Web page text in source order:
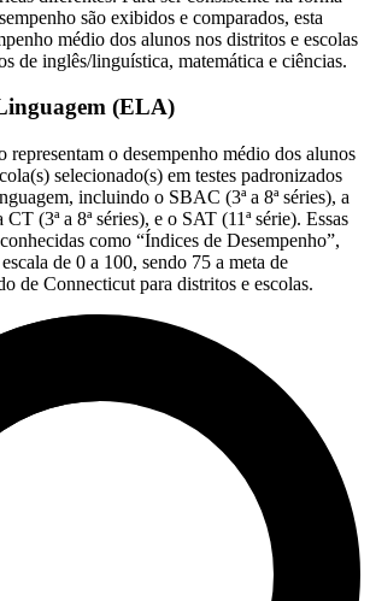
são exibidos e comparados, esta
médio dos alunos nos distritos e escolas
de inglês/linguística, matemática e ciências.
(ELA)
representam o desempenho médio dos alunos
selecionado(s) em testes padronizados
incluindo o SBAC (3ª a 8ª séries), a
(3ª a 8ª séries), e o SAT (11ª série). Essas
como “Índices de Desempenho”,
de 0 a 100, sendo 75 a meta de
de Connecticut para distritos e escolas.